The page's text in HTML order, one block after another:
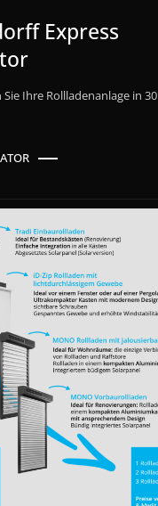
Express
Ihre Rollladenanlage in 30